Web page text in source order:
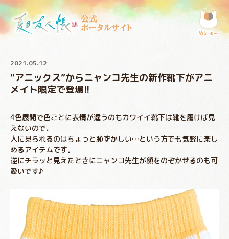
公式
ポータルサイト
めにゅ〜
2021.05.12
“アニックス”からニャンコ先生の新作靴下がアニ
メイト限定で登場!!
4色展開で色ごとに表情が違うのもカワイイ靴下は靴を履けば見
えないので、
人に見られるのはちょっと恥ずかしい…という方でも気軽に楽し
めるアイテムです。
逆にチラッと見えたときにニャンコ先生が顔をのぞかせるのも可
愛いです♪